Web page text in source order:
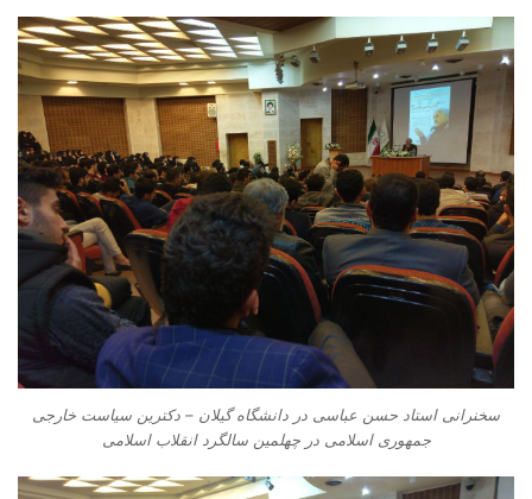
سخنرانی استاد حسن عباسی در دانشگاه گیلان – دکترین سیاست خارجی
جمهوری اسلامی در چهلمین سالگرد انقلاب اسلامی